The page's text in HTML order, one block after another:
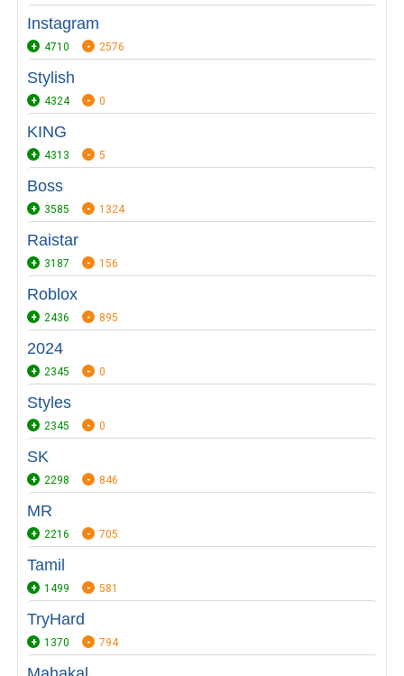
Instagram
4710 2576
Stylish
4324 0
KING
4313 5
Boss
3585 1324
Raistar
3187 156
Roblox
2436 895
2024
2345 0
Styles
2345 0
SK
2298 846
MR
2216 705
Tamil
1499 581
TryHard
1370 794